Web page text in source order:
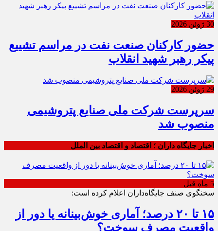
30 ژوئن 2026
حضور کارکنان صنعت نفت در مراسم تشییع
پیکر رهبر شهید انقلاب
29 ژوئن 2026
سرپرست شرکت ملی صنایع پتروشیمی
منصوب شد
اخبار جایگاه داران ؛ اقتصاد و اقتصاد بین الملل
5 ماه قبل
سخنگوی صنف جایگاه‌داران اعلام کرده است:
۱۵ تا ۲۰ درصد؛ آماری خوش‌بینانه یا دور از
واقعیت مصرف سوخت؟